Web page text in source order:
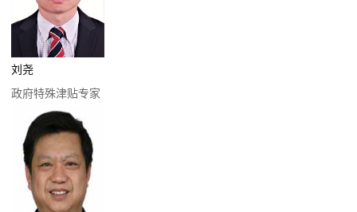
刘尧
政府特殊津贴专家